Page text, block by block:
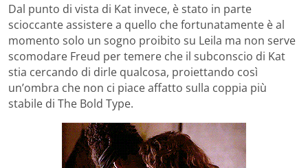
Dal punto di vista di Kat invece, è stato in parte
scioccante assistere a quello che fortunatamente è al
momento solo un sogno proibito su Leila ma non serve
scomodare Freud per temere che il subconscio di Kat
stia cercando di dirle qualcosa, proiettando così
un’ombra che non ci piace affatto sulla coppia più
stabile di The Bold Type.